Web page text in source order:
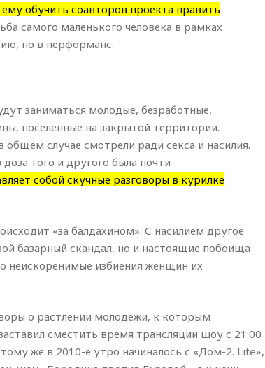
обучить соавторов проекта править
самого маленького человека в рамках
но в перформанс.
заниматься молодые, безработные,
поселенные на закрытой территории.
случае смотрели ради секса и насилия.
того и другого была почти
собой скучные разговоры в курилке
«за балдахином». С насилием другое
базарный скандал, но и настоящие побоища
неискоренимые избиения женщин их
о растлении молодежи, к которым
сместить время трансляции шоу с 21:00
же в 2010-е утро начиналось с «Дом-2. Lite»,